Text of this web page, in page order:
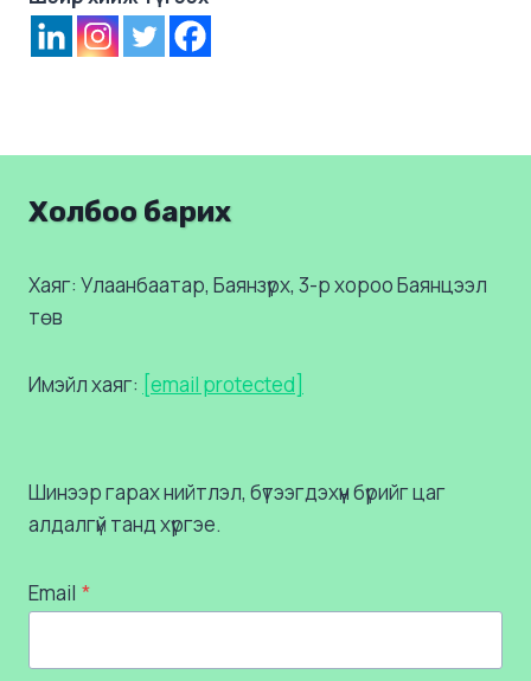
Холбоо барих
Хаяг: Улаанбаатар, Баянзүрх, 3-р хороо Баянцээл
төв
Имэйл хаяг: [email protected]
Шинээр гарах нийтлэл, бүтээгдэхүүн бүрийг цаг
алдалгүй танд хүргэе.
Email *